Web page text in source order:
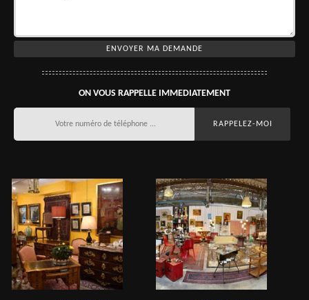
ON VOUS RAPPELLE IMMEDIATEMENT